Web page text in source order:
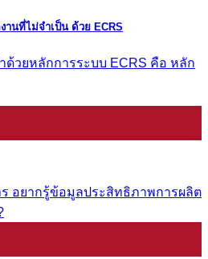
นที่ไม่จำเป็น ด้วย ECRS
วยหลักการระบบ ECRS คือ หลัก
ร อยากรู้ข้อมูลประสิทธิภาพการผลิต